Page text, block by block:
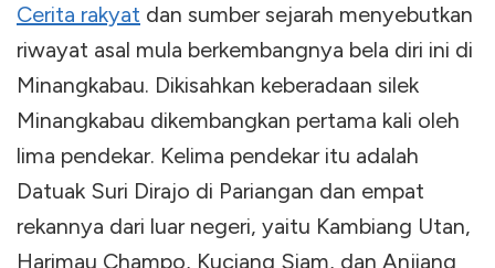
Cerita rakyat dan sumber sejarah menyebutkan
riwayat asal mula berkembangnya bela diri ini di
Minangkabau. Dikisahkan keberadaan silek
Minangkabau dikembangkan pertama kali oleh
lima pendekar. Kelima pendekar itu adalah
Datuak Suri Dirajo di Pariangan dan empat
rekannya dari luar negeri, yaitu Kambiang Utan,
Harimau Champo, Kuciang Siam, dan Anjiang